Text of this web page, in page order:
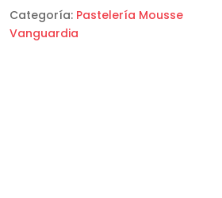
Categoría: Pastelería Mousse
Vanguardia